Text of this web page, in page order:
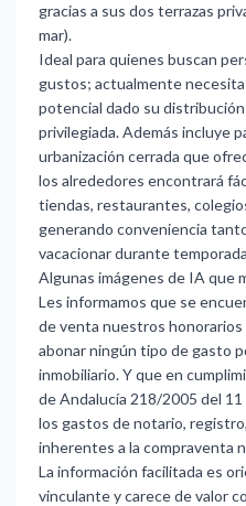
gracias a sus dos terrazas
mar).
Ideal para quienes buscan
gustos; actualmente
potencial dado su
privilegiada. Además incluye
urbanización cerrada que
los alrededores encontrará
tiendas, restaurantes,
generando conveniencia
vacacionar durante
Algunas imágenes de IA que
Les informamos que se
de venta nuestros honorarios
abonar ningún tipo de gasto
inmobiliario. Y que en
de Andalucía 218/2005 del
los gastos de notario,
inherentes a la compraventa
La información facilitada es
vinculante y carece de valor